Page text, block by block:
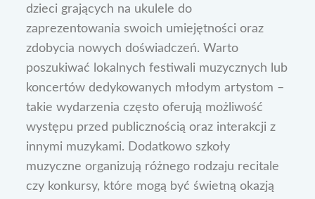
dzieci grających na ukulele do
zaprezentowania swoich umiejętności oraz
zdobycia nowych doświadczeń. Warto
poszukiwać lokalnych festiwali muzycznych lub
koncertów dedykowanych młodym artystom –
takie wydarzenia często oferują możliwość
występu przed publicznością oraz interakcji z
innymi muzykami. Dodatkowo szkoły
muzyczne organizują różnego rodzaju recitale
czy konkursy, które mogą być świetną okazją